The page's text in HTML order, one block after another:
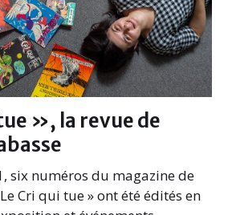
», la revue de
six numéros du magazine de
Cri qui tue » ont été édités en